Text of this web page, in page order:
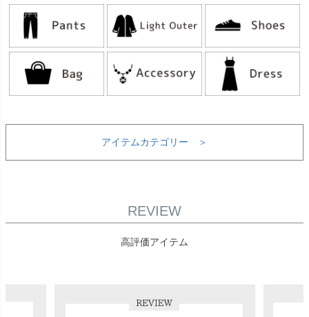
アイテムカテゴリー ＞
REVIEW
高評価アイテム